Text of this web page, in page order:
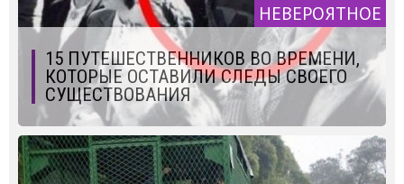
НЕВЕРОЯТНОЕ
15 ПУТЕШЕСТВЕННИКОВ ВО ВРЕМЕНИ,
КОТОРЫЕ ОСТАВИЛИ СЛЕДЫ СВОЕГО
СУЩЕСТВОВАНИЯ